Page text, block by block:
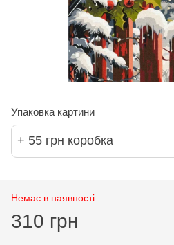
Упаковка картини
+ 55 грн коробка
Немає в наявності
310 грн